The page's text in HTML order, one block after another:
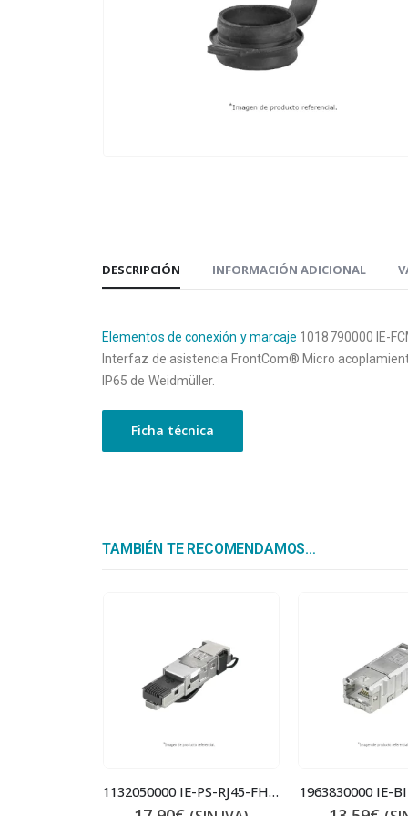
DESCRIPCIÓN INFORMACIÓN ADICIONAL
Elementos de conexión y marcaje 1018790000 IE-
Interfaz de asistencia FrontCom® Micro
IP65 de Weidmüller.
Ficha técnica
TAMBIÉN TE RECOMENDAMOS…
1132050000 IE-PS-RJ45-FH-BK-B 1963830000 IE-